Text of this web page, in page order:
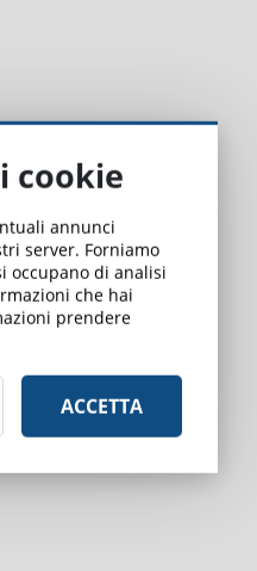
cookie
annunci
server. Forniamo
occupano di analisi
che hai
prendere
ACCETTA